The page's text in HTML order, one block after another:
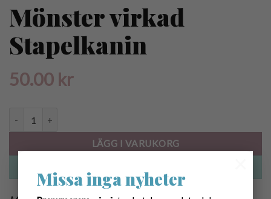
Missa inga nyheter
Mönster virkad
Stapelkanin
50.00 kr
LÄGG I VARUKORG